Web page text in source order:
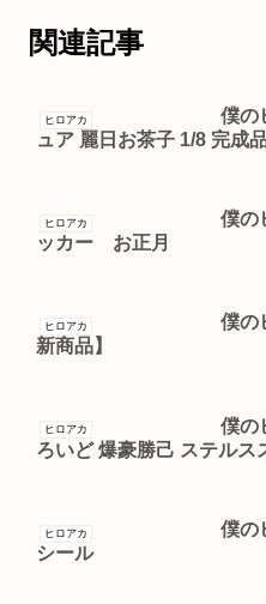
関連記事
ヒロアカ
僕の
ュア 麗日お茶子 1/8 完成
ヒロアカ
僕の
ッカー お正月
ヒロアカ
僕の
新商品】
ヒロアカ
僕の
ろいど 爆豪勝己 ステルス
ヒロアカ
僕の
シール